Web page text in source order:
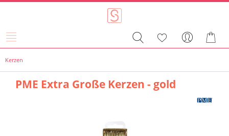
Kerzen
PME Extra Große Kerzen - gold